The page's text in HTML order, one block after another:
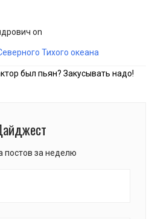
on
Тихого океана
был пьян? Закусывать надо!
постов за неделю